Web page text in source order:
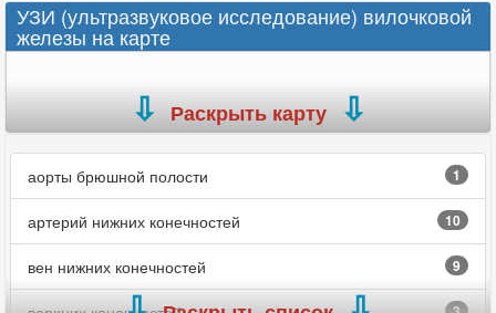
УЗИ (ультразвуковое исследование) вилочковой
железы на карте
Раскрыть карту
аорты брюшной полости 1
артерий нижних конечностей 10
вен нижних конечностей 9